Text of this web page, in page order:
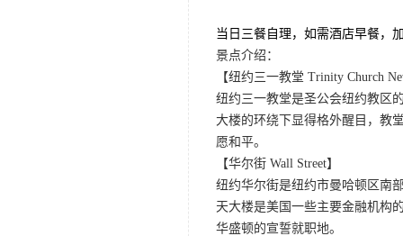
当日三餐自理，如需酒店早餐，
景点介绍：
【纽约三一教堂 Trinity Church
纽约三一教堂是圣公会纽约教区
大楼的环绕下显得格外醒目，教
愿和平。
【华尔街 Wall Street】
纽约华尔街是纽约市曼哈顿区南
天大楼是美国一些主要金融机构
华盛顿的宣誓就职地。